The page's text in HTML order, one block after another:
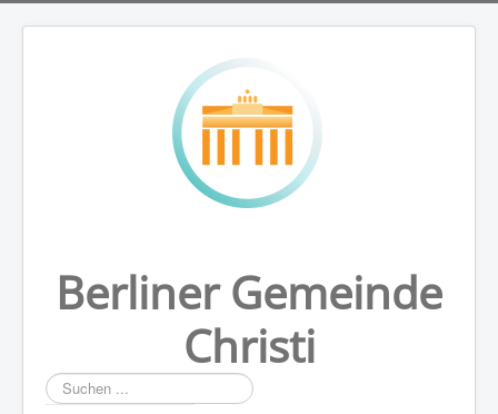
Berliner Gemeinde
Christi
Suchen
...